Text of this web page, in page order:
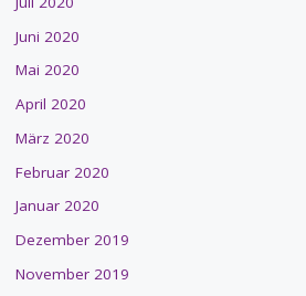
Juni 2020
Mai 2020
April 2020
März 2020
Februar 2020
Januar 2020
Dezember 2019
November 2019